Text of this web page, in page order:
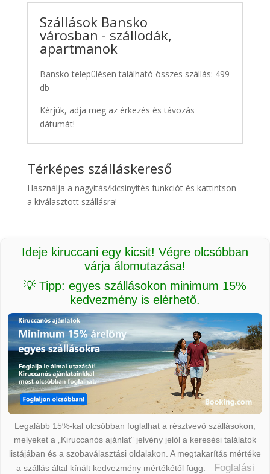
Szállások Bansko
városban - szállodák,
apartmanok
Bansko településen található összes szállás: 499
db
Kérjük, adja meg az érkezés és távozás
dátumát!
Térképes szálláskereső
Használja a nagyítás/kicsinyítés funkciót és kattintson
a kiválasztott szállásra!
Ideje kiruccani egy kicsit! Végre olcsóbban
várja álomutazása!
💡 Tipp: egyes szállásokon minimum 15%
kedvezmény is elérhető.
Legalább 15%-kal olcsóbban foglalhat a résztvevő szállásokon,
melyeket a „Kiruccanós ajánlat” jelvény jelöl a keresési találatok
listájában és a szobaválasztási oldalakon. A megtakarítás mértéke
a szállás által kínált kedvezmény mértékétől függ.
Foglalási